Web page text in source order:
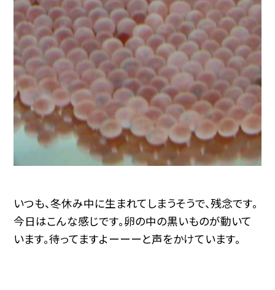
いつも、冬休み中に生まれてしまうそうで、残念です。
今日はこんな感じです。卵の中の黒いものが動いて
います。待ってますよーーーと声をかけています。